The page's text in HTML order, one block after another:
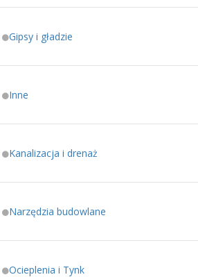
Gipsy i gładzie
Inne
Kanalizacja i drenaż
Narzędzia budowlane
Ocieplenia i Tynk